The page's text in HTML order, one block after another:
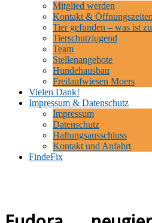
Mitglied werden
Kontakt & Öffnungszeiten
Tier gefunden – was ist
Tierschutzjugend
Team
Stellenangebote
Hundehausbau
Freilaufwiesen Moers
Vielen Dank!
Impressum & Datenschutz
Impressum
Datenschutz
Haftungsausschluss
Kontakt und Anfahrt
FindeFix